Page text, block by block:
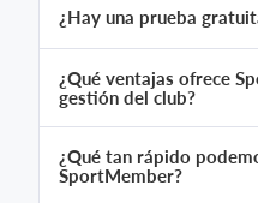
¿Hay una prueba
¿Qué ventajas ofrece
gestión del club?
¿Qué tan rápido
SportMember?